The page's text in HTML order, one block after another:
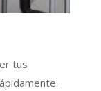
tus